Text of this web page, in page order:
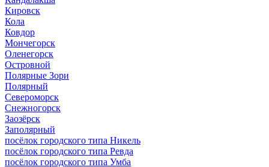
Кировск
Кола
Ковдор
Мончегорск
Оленегорск
Островной
Полярные Зори
Полярный
Североморск
Снежногорск
Заозёрск
Заполярный
посёлок городского типа Никель
посёлок городского типа Ревда
посёлок городского типа Умба